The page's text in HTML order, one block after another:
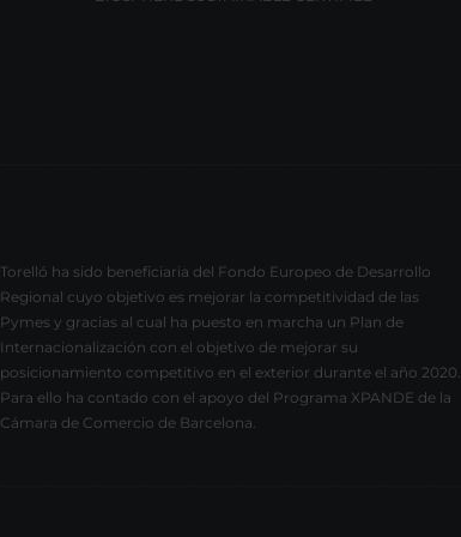
Torelló ha sido beneficiaria del Fondo Europeo de Desarrollo
Regional cuyo objetivo es mejorar la competitividad de las
Pymes y gracias al cual ha puesto en marcha un Plan de
Internacionalización con el objetivo de mejorar su
posicionamiento competitivo en el exterior durante el año 2020.
Para ello ha contado con el apoyo del Programa XPANDE de la
Cámara de Comercio de Barcelona.